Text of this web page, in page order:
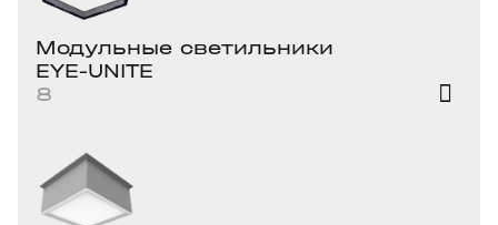
Модульные светильники
EYE-UNITE
8